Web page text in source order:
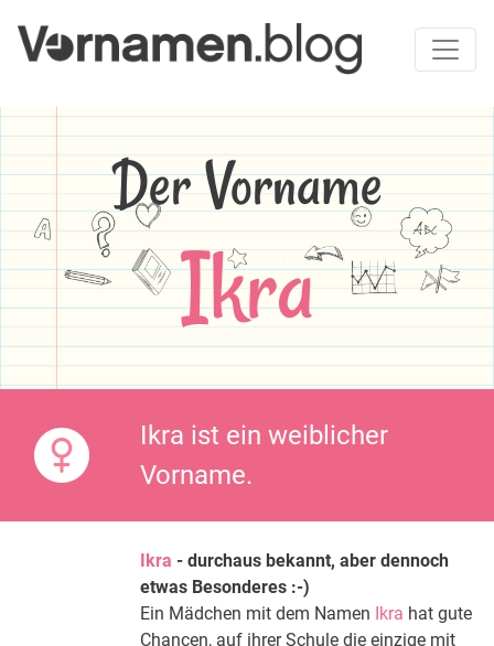
Der Vorname
Ikra
Ikra ist ein weiblicher
Vorname.
Ikra - durchaus bekannt, aber dennoch
etwas Besonderes :-)
Ein Mädchen mit dem Namen Ikra hat gute
Chancen, auf ihrer Schule die einzige mit